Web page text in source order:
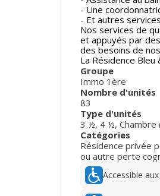
- Une
- Et autres
Nos services de
et appuyés par
des besoins de
La Résidence
Groupe
Immo 1ère
Nombre d'unités
83
Type d'unités
3 ½, 4 ½, Chambre
Catégories
Résidence privée
ou autre perte
Accessible